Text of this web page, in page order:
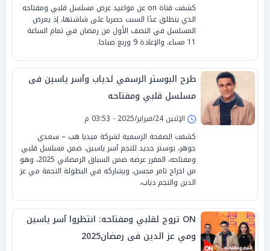
كشفت قناة on عن مواعيد عرض مسلسل قلبي ومفتاحه
الذي ينطلق غدًا السبت حصريا على شاشتها، إذ يعرض
المسلسل في النصف الأول من رمضان في تمام الساعة
11 مساء، والإعادة 9 وربع صباحا.
طرح البوستر الرسمي لدياب وآسر ياسين فى
مسلسل قلبي ومفتاحه
الإثنين 24/فبراير/2025 - 03:53 م
كشفت الصفحة الرسمية لشركة ميديا هب – سعدي
جوهر، بوستر جديد للنجم آسر ياسين، ضمن مسلسل قلبي
ومفتاحه، المقرر عرضه ضمن السباق الرمضاني 2025، وهو
من اخراج تامر محسن، ويشاركه في البطولة النجمة مي عز
الدين والنجم دياب،
ON تروج لقلبي ومفتاحه: انتظروا آسر ياسين
ومي عز الدين فى رمضان2025